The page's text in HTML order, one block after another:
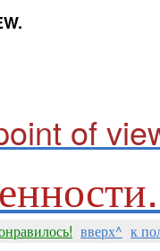
of
вверх^ к